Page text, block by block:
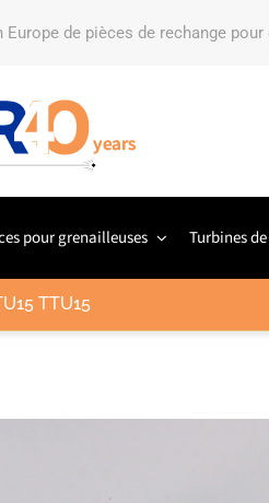
de pièces de rechange
pour grenailleuses Turbines
TTU15